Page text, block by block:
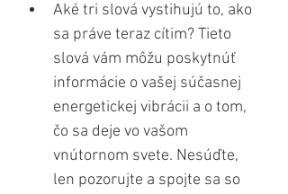
Aké tri slová vystihujú to, ako
sa práve teraz cítim? Tieto
slová vám môžu poskytnúť
informácie o vašej súčasnej
energetickej vibrácii a o tom,
čo sa deje vo vašom
vnútornom svete. Nesúďte,
len pozorujte a spojte sa so